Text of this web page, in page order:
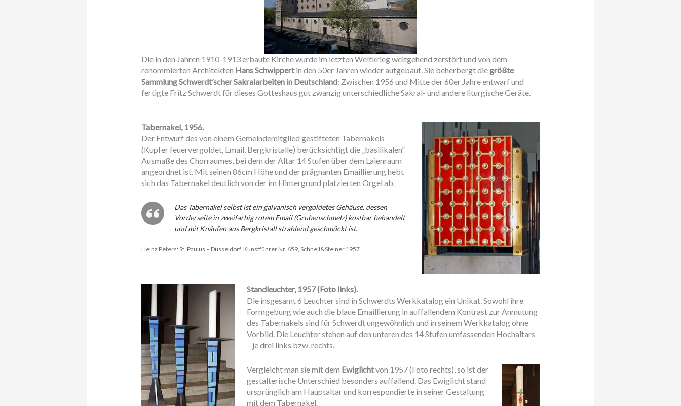
Die in den Jahren 1910-1913 erbaute Kirche wurde im letzten Weltkrieg weitgehend zerstört und von dem
renommierten Architekten Hans Schwippertin den 50er Jahren wieder aufgebaut. Sie beherbergt diegrößte
Sammlung Schwerdt’scher Sakralarbeiten in Deutschland: Zwischen 1956 und Mitte der 60er Jahre entwarf und
fertigte Fritz Schwerdt für dieses Gotteshaus gut zwanzig unterschiedliche Sakral- und andere liturgische Geräte.
Tabernakel, 1956.
Der Entwurf des von einem Gemeindemitglied gestifteten Tabernakels
(Kupfer feuervergoldet, Email, Bergkristalle) berücksichtigt die „basilikalen”
Ausmaße des Chorraumes, bei dem der Altar 14 Stufen über dem Laienraum
angeordnet ist. Mit seinen 86cm Höhe und der prägnanten Emaillierung hebt
sich das Tabernakel deutlich von der im Hintergrund platzierten Orgel ab.
Das Tabernakel selbst ist ein galvanisch vergoldetes Gehäuse, dessen
Vorderseite in zweifarbig rotem Email (Grubenschmelz) kostbar behandelt
und mit Knäufen aus Bergkristall strahlend geschmückt ist.
Heinz Peters: St. Paulus – Düsseldorf. Kunstführer Nr. 659, Schnell&Steiner 1957.
Standleuchter, 1957 (Foto links).
Die insgesamt 6 Leuchter sind in Schwerdts Werkkatalog ein Unikat. Sowohl ihre
Formgebung wie auch die blaue Emaillierung in auffallendem Kontrast zur Anmutung
des Tabernakels sind für Schwerdt ungewöhnlich und in seinem Werkkatalog ohne
Vorbild. Die Leuchter stehen auf den unteren des 14 Stufen umfassenden Hochaltars
– je drei links bzw. rechts.
Vergleicht man sie mit dem Ewiglichtvon 1957 (Foto rechts), so ist der
gestalterische Unterschied besonders auffallend. Das Ewiglicht stand
ursprünglich am Hauptaltar und korrespondierte in seiner Gestaltung
mit dem Tabernakel.